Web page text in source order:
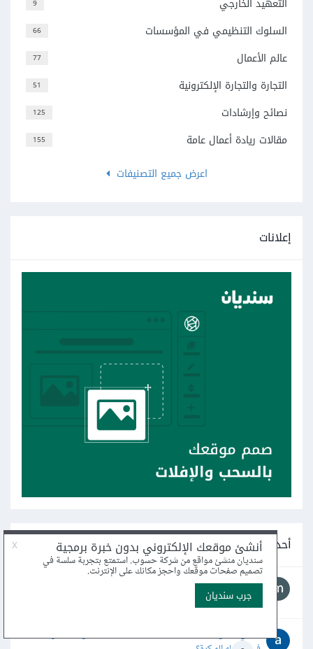
9 التعهيد الخارجي
66 السلوك التنظيمي في المؤسسات
77 عالم الأعمال
51 التجارة والتجارة الإلكترونية
125 نصائح وإرشادات
155
مقالات ريادة أعمال عامة
اعرض جميع التصنيفات
إعلانات
أحدث أسئلة ريادة الأعمال
1
فكرة جهاز
Mbkry Hgazy · نشر
ما هي أفضل التقنيات الحديثة المستخدمة للكشف عن السرطان